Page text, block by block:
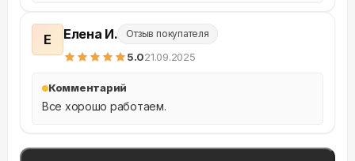
Е Елена И. Отзыв покупателя
5.021.09.2025
Комментарий
Все хорошо работаем.